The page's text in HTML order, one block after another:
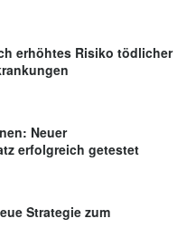
erhöhtes Risiko tödlicher
Neuer
erfolgreich getestet
Strategie zum